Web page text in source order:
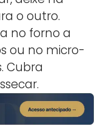
o outro.
no forno a
ou no micro-
Cubra